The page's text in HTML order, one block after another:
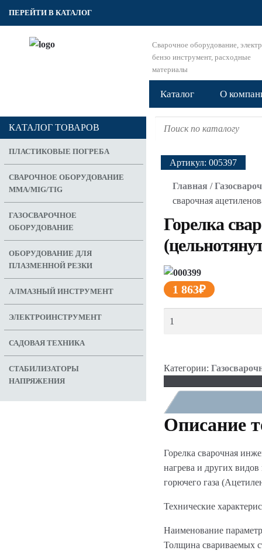
ПЕРЕЙТИ В КАТАЛОГ
Сварочное оборудование,
бензо инструмент, расходные
материалы
Каталог О
Search for:
Главная /
сварочная
Горелка
1 863₽
Артикул: 005397
Категории:
Описание
Описание
Горелка сварочная
нагрева и других
горючего газа
Технические
Наименование
Толщина свариваемых
КАТАЛОГ ТОВАРОВ
ПЛАСТИКОВЫЕ ПОГРЕБА
СВАРОЧНОЕ ОБОРУДОВАНИЕ
MMA/MIG/TIG
ГАЗОСВАРОЧНОЕ
ОБОРУДОВАНИЕ
ОБОРУДОВАНИЕ ДЛЯ
ПЛАЗМЕННОЙ РЕЗКИ
АЛМАЗНЫЙ ИНСТРУМЕНТ
ЭЛЕКТРОИНСТРУМЕНТ
САДОВАЯ ТЕХНИКА
СТАБИЛИЗАТОРЫ
НАПРЯЖЕНИЯ